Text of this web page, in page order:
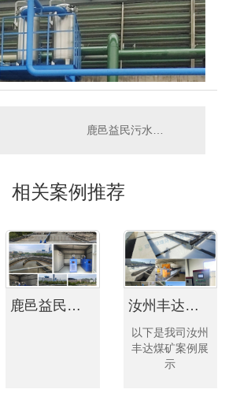
相关案例推荐
鹿邑益民污水处理厂扩容改造项目 汝州丰达煤矿案例
以下是我司汝州
丰达煤矿案例展
示